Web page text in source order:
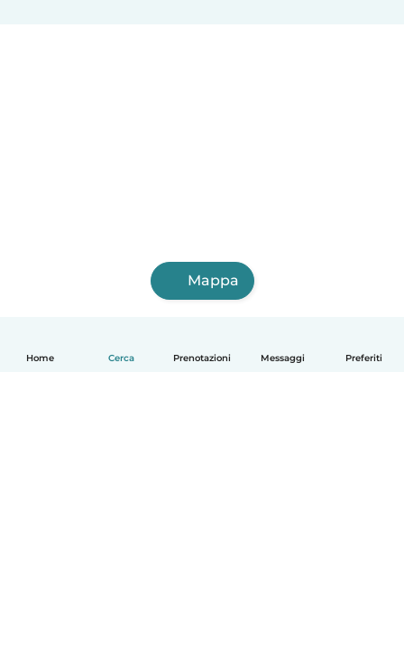
Home Cerca Prenotazioni Messaggi Preferiti
Mappa